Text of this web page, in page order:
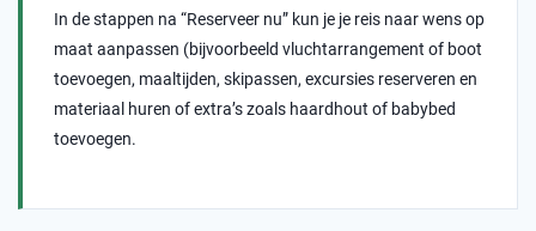
In de stappen na “Reserveer nu” kun je je reis naar wens op
maat aanpassen (bijvoorbeeld vluchtarrangement of boot
toevoegen, maaltijden, skipassen, excursies reserveren en
materiaal huren of extra’s zoals haardhout of babybed
toevoegen.